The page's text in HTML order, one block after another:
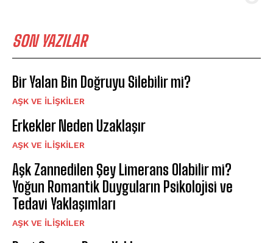
SON YAZILAR
Bir Yalan Bin Doğruyu Silebilir mi?
AŞK VE İLIŞKILER
Erkekler Neden Uzaklaşır
AŞK VE İLIŞKILER
Aşk Zannedilen Şey Limerans Olabilir mi?
Yoğun Romantik Duyguların Psikolojisi ve
Tedavi Yaklaşımları
AŞK VE İLIŞKILER